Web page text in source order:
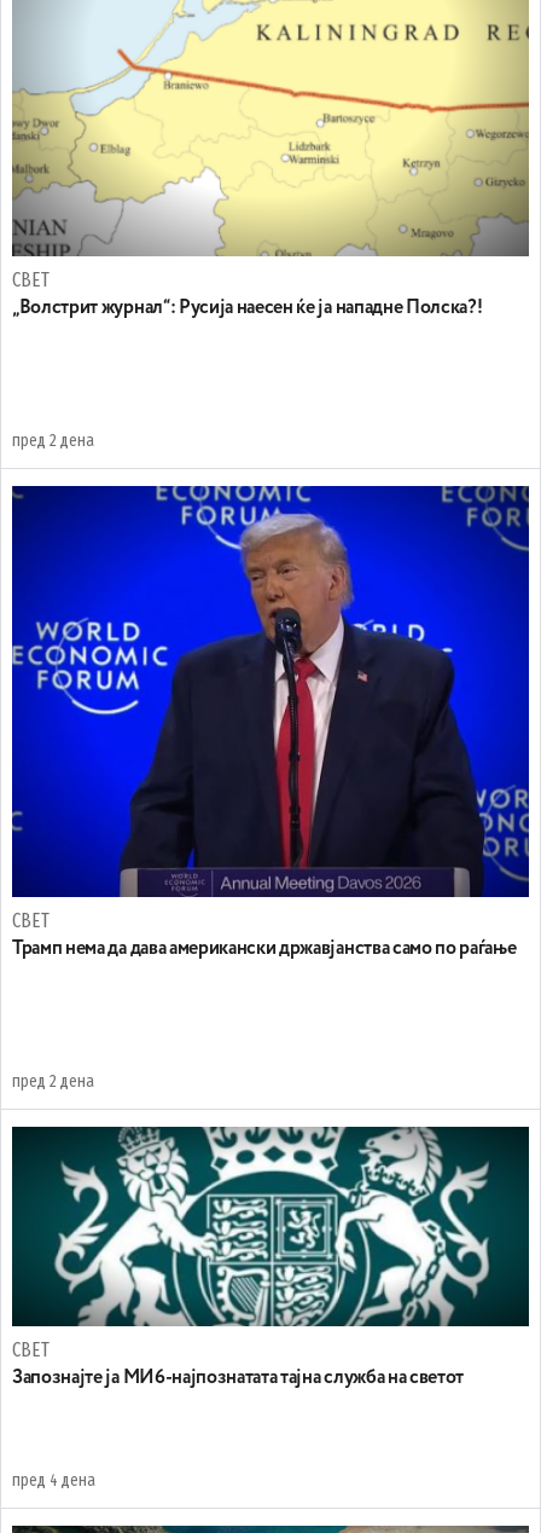
СВЕТ
„Волстрит журнал“: Русија наесен ќе ја нападне Полска?!
пред 2 дена
СВЕТ
Трамп нема да дава американски државјанства само по раѓање
пред 2 дена
СВЕТ
Запознајте ја МИ6-најпознатата тајна служба на светот
пред 4 дена